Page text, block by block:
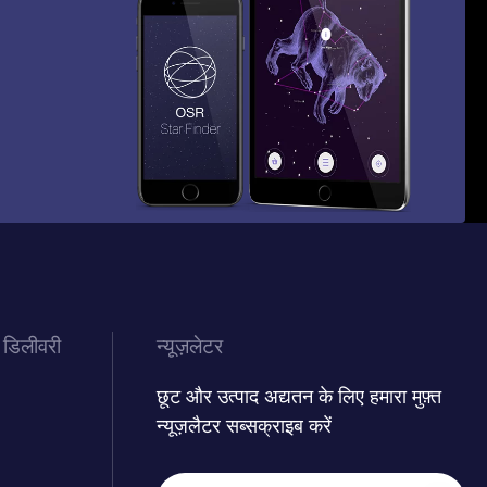
न्यूज़लेटर
छूट और उत्पाद अद्यतन के लिए हमारा मुफ़्त
न्यूज़लैटर सब्सक्राइब करें